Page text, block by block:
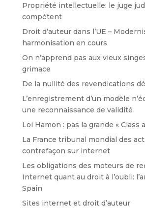
Propriété intellectuelle: le juge
compétent
Droit d’auteur dans l’UE –
harmonisation en cours
On n’apprend pas aux vieux
grimace
De la nullité des revendications
L’enregistrement d’un modèle
une reconnaissance de validité
Loi Hamon : pas la grande « Class
La France tribunal mondial des
contrefaçon sur internet
Les obligations des moteurs de
Internet quant au droit à l’oubli:
Spain
Sites internet et droit d’auteur